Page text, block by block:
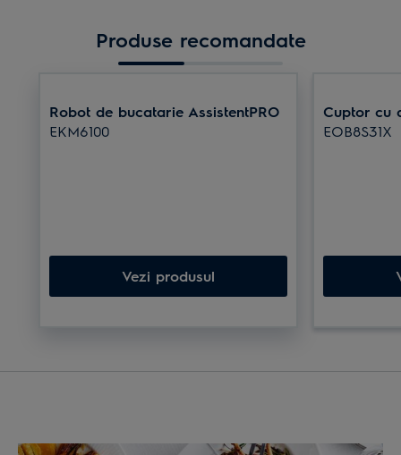
Produse recomandate
Robot de bucatarie AssistentPRO
EKM6100
Vezi produsul
Cuptor cu
EOB8S31X